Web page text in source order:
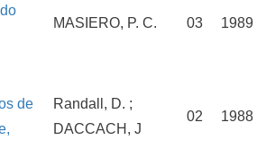
MASIERO, P. C. 03 1989
de
Randall, D. ;
DACCACH, J
02 1988